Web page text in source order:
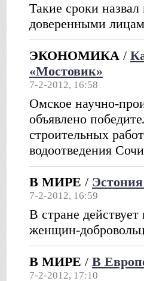
Такие сроки
доверенными
ЭКОНОМИКА /
«Мостовик»
7-2-2012, 16:58
Омское научно-
объявлено
строительных
водоотведения Сочи
В МИРЕ /
7-2-2012, 16:59
В стране
женщин-
В МИРЕ / В
7-2-2012, 17:10